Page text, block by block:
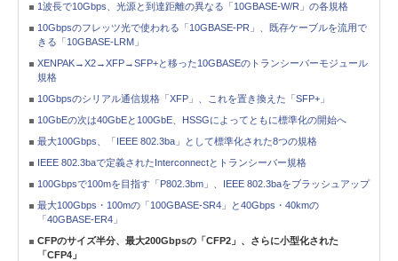
1波長で10Gbps、光源と到達距離の異なる「10GBASE-W/R」の各規格
10Gbpsのフレッツ光で使われる「10GBASE-PR」、既存ケーブルを流用で
きる「10GBASE-LRM」
XENPAK→X2→XFP→SFP+と移った10GBASEのトランシーバーモジュール
規格
10Gbpsのシリアル通信規格「XFP」、これを置き換えた「SFP+」
10GbEの次は40GbEと100GbE、HSSGによってともに標準化の開始へ
最大100Gbps、「IEEE 802.3ba」として標準化された8つの規格
IEEE 802.3baで定義されたInterconnectとトランシーバー規格
100Gbpsで100mを目指す「P802.3bm」、IEEE 802.3baをブラッシュアップ
最大100Gbps・100mの「100GBASE-SR4」と40Gbps・40kmの
「40GBASE-ER4」
CFPのサイズ半分、最大200Gbpsの「CFP2」、さらに小型化された
「CFP4」